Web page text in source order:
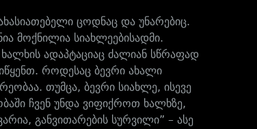
ცოდნაც და უნარებიც.
მოქნილია სიახლეებისადმი.
ადაპტაციაც ძალიან სწრაფად
როდესაც ბევრი ახალი
თუმცა, ბევრი სიახლე, ისევე
ჩვენ უნდა ვიფიქროთ ხალხზე,
განვითარების სურვილი” – ასე